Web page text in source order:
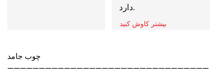
دارد.
بیشتر کاوش کنید
چوب جامد
————————————————————————————————